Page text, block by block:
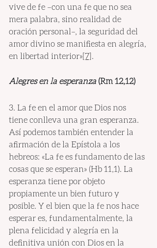
vive de fe –con una fe que no sea
mera palabra, sino realidad de
oración personal–, la seguridad del
amor divino se manifiesta en alegría,
en libertad interior»[7].
Alegres en la esperanza (Rm 12,12)
3. La fe en el amor que Dios nos
tiene conlleva una gran esperanza.
Así podemos también entender la
afirmación de la Epístola a los
hebreos: «La fe es fundamento de las
cosas que se esperan» (Hb 11,1). La
esperanza tiene por objeto
propiamente un bien futuro y
posible. Y el bien que la fe nos hace
esperar es, fundamentalmente, la
plena felicidad y alegría en la
definitiva unión con Dios en la